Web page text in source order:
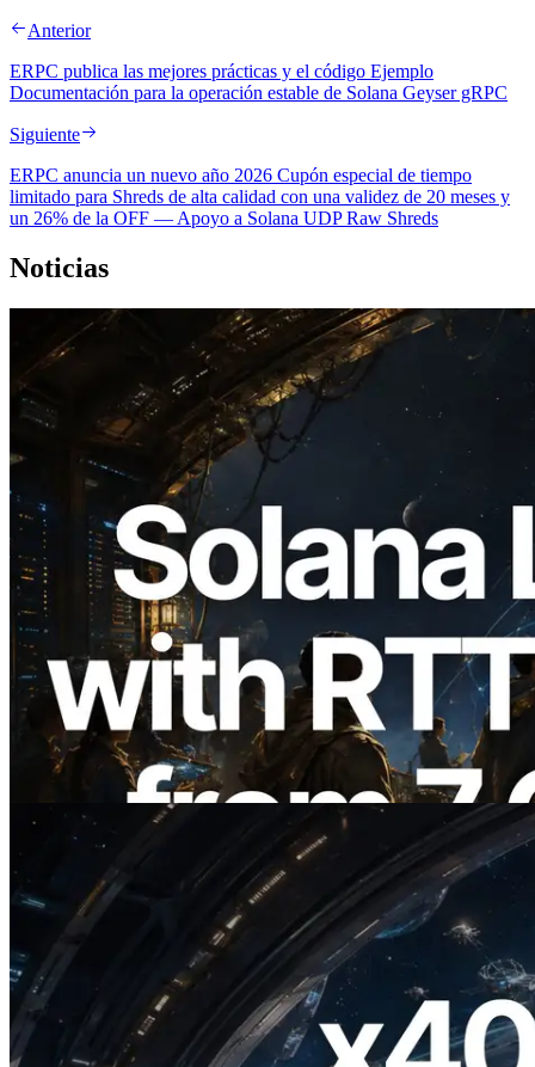
Anterior
ERPC publica las mejores prácticas y el código Ejemplo
Documentación para la operación estable de Solana Geyser gRPC
Siguiente
ERPC anuncia un nuevo año 2026 Cupón especial de tiempo
limitado para Shreds de alta calidad con una validez de 20 meses y
un 26% de la OFF — Apoyo a Solana UDP Raw Shreds
Noticias
2026.08.05
ERPC amplía la Leader Slot API de
Solana con medición de ping desde 7
regiones globales — También se lanza la
Validators Information API
Leer este artículo